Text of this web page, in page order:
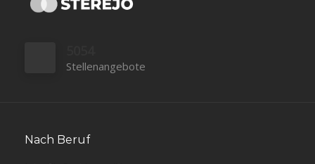
Stellenangebote
Nach Beruf